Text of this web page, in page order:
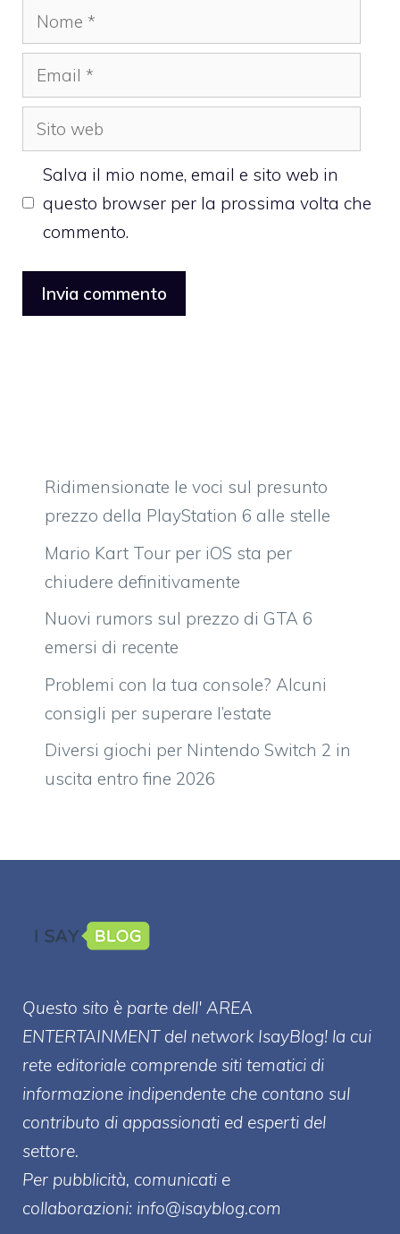
Nome
Email
Sito
web
Salva il mio nome, email e sito web in
questo browser per la prossima volta che
commento.
Ridimensionate le voci sul presunto
prezzo della PlayStation 6 alle stelle
Mario Kart Tour per iOS sta per
chiudere definitivamente
Nuovi rumors sul prezzo di GTA 6
emersi di recente
Problemi con la tua console? Alcuni
consigli per superare l’estate
Diversi giochi per Nintendo Switch 2 in
uscita entro fine 2026
Questo sito è parte dell' AREA
ENTERTAINMENT del network IsayBlog! la cui
rete editoriale comprende siti tematici di
informazione indipendente che contano sul
contributo di appassionati ed esperti del
settore.
Per pubblicità, comunicati e
collaborazioni: info@isayblog.com